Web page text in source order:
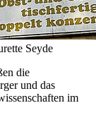
Seyde
die
und das
im